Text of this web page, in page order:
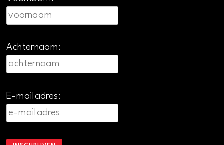
Achternaam:
E-mailadres: